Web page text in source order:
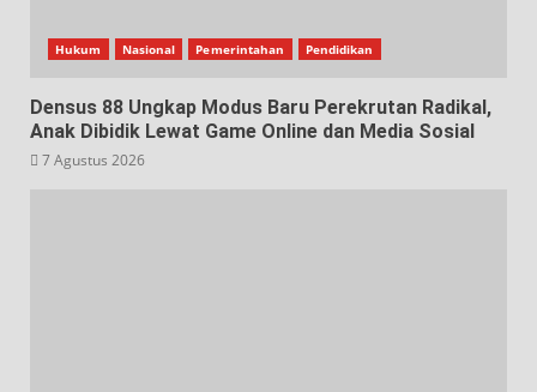
Hukum Nasional Pemerintahan Pendidikan
Densus 88 Ungkap Modus Baru Perekrutan Radikal,
Anak Dibidik Lewat Game Online dan Media Sosial
7 Agustus 2026